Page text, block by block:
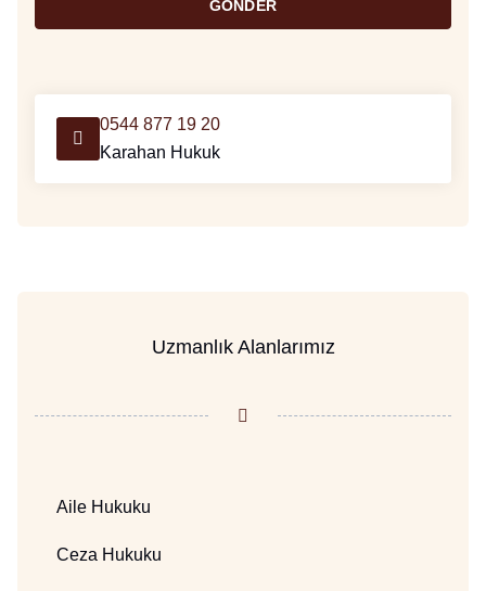
GÖNDER
0544 877 19 20
Karahan Hukuk
Uzmanlık Alanlarımız
Aile Hukuku
Ceza Hukuku